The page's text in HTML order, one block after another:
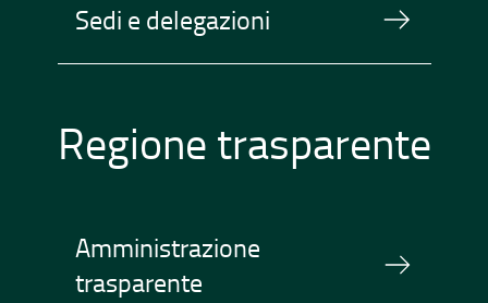
Sedi e delegazioni
Regione trasparente
Amministrazione
trasparente